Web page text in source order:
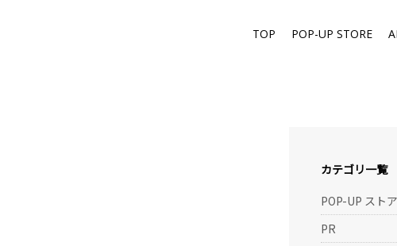
TOP POP-UP STORE
カテゴリ一覧
POP-UP ストア
PR